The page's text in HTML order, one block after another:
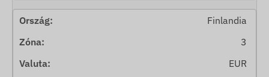
Finlandia
3
EUR